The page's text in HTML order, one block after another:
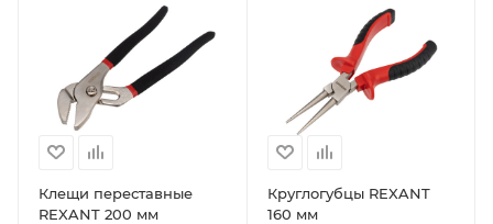
Клещи переставные
REXANT 200 мм
Круглогубцы REXANT
160 мм